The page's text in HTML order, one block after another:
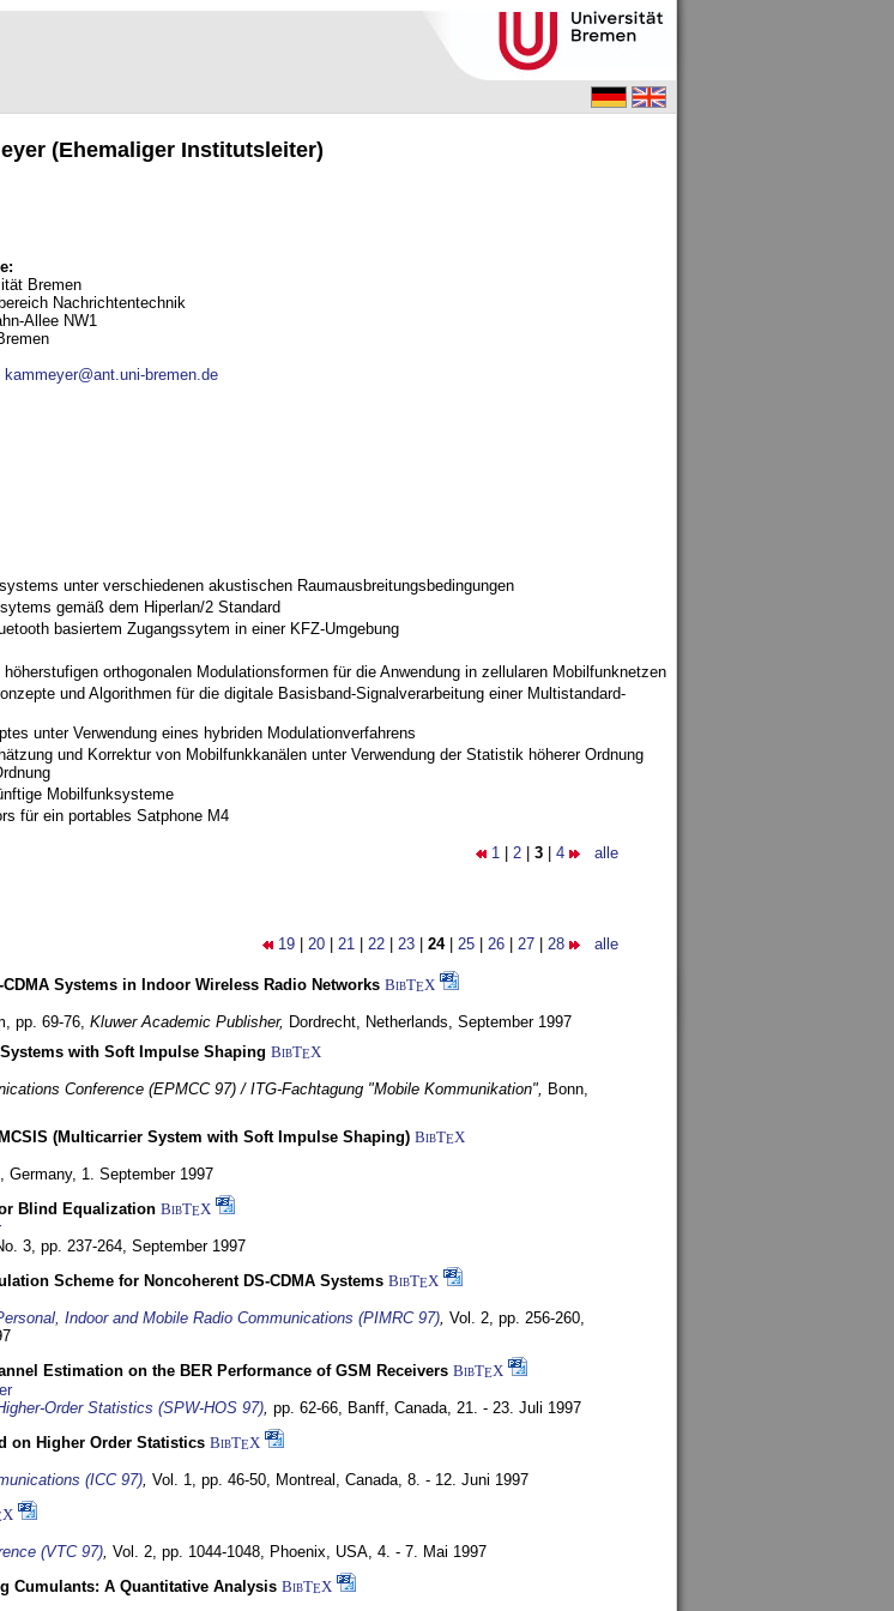
(Ehemaliger Institutsleiter)
Bremen
Nachrichtentechnik
Allee NW1
kammeyer@ant.uni-bremen.de
unter verschiedenen akustischen Raumausbreitungsbedingungen
gemäß dem Hiperlan/2 Standard
basiertem Zugangssytem in einer KFZ-Umgebung
orthogonalen Modulationsformen für die Anwendung in zellularen Mobilfunknetzen
und Algorithmen für die digitale Basisband-Signalverarbeitung einer Multistandard-
unter Verwendung eines hybriden Modulationverfahrens
und Korrektur von Mobilfunkkanälen unter Verwendung der Statistik höherer Ordnung
Mobilfunksysteme
für ein portables Satphone M4
1 2 3 4 alle
19 20 21 22 23 24| 25 26 27 28 alle
Systems in Indoor Wireless Radio Networks BibTEX
pp. 69-76, Kluwer Academic Publisher, Dordrecht, Netherlands, September 1997
with Soft Impulse Shaping BibTEX
Conference (EPMCC 97) / ITG-Fachtagung "Mobile Kommunikation", Bonn,
(Multicarrier System with Soft Impulse Shaping) BibTEX
Germany, 1. September 1997
Blind Equalization BibTEX
3, pp. 237-264, September 1997
Scheme for Noncoherent DS-CDMA Systems BibTEX
Indoor and Mobile Radio Communications (PIMRC 97), Vol. 2, pp. 256-260,
Estimation on the BER Performance of GSM Receivers BibTEX
Order Statistics (SPW-HOS 97), pp. 62-66, Banff, Canada, 21. - 23. Juli 1997
on Higher Order Statistics BibTEX
(ICC 97), Vol. 1, pp. 46-50, Montreal, Canada, 8. - 12. Juni 1997
X
(VTC 97), Vol. 2, pp. 1044-1048, Phoenix, USA, 4. - 7. Mai 1997
Cumulants: A Quantitative Analysis BibTEX